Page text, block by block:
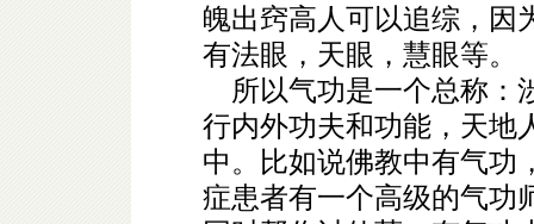
魄出窍高人可以追综，因
有法眼，天眼，慧眼等。
所以气功是一个总称：
行内外功夫和功能，天地
中。比如说佛教中有气功
症患者有一个高级的气功